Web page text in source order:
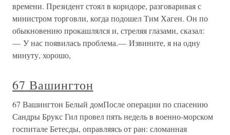
времени. Президент стоял в коридоре, разговаривая с
министром торговли, когда подошел Тим Хаген. Он по
обыкновению прокашлялся и, стреляя глазами, сказал:
— У нас появилась проблема.— Извините, я на одну
минуту, хорошо,
67 Вашингтон
67 Вашингтон Белый домПосле операции по спасению
Сандры Брукс Гил провел пять недель в военно-морском
госпитале Бетесды, оправляясь от ран: сломанная